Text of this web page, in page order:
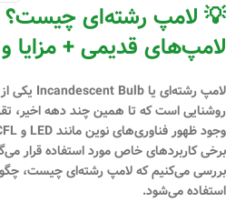
💡 لامپ رشته‌ای چیست؟
لامپ‌های قدیمی + مزایا
لامپ رشته‌ای یاIncandescent Bulb یکی
روشنایی است که تا همین چند دهه اخیر،
برخی کاربردهای خاص مورد استفاده قرار
بررسی می‌کنیم که لامپ رشته‌ای چیست،
استفاده می‌شود.